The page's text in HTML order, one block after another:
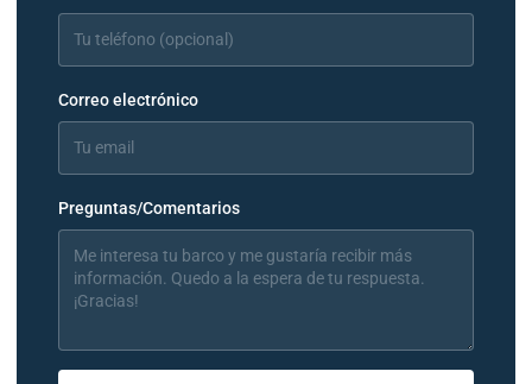
Correo electrónico
Preguntas/Comentarios